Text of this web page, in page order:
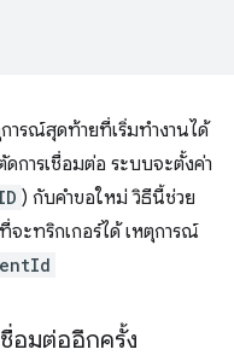
การณ์สุดท้ายที่เริ่มทํางานได้
การเชื่อมต่อ ระบบจะตั้งค่า
) กับคําขอใหม่ วิธีนี้ช่วย
จะทริกเกอร์ได้ เหตุการณ์
ชื่อมต่ออีกครั้ง